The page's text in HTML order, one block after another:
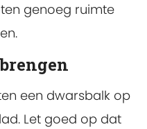
genoeg ruimte
een dwarsbalk op
Let goed op dat